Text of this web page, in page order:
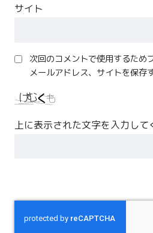
サイト
次回のコメントで使用するため
メールアドレス、サイトを保存す
上に表示された文字を入力して